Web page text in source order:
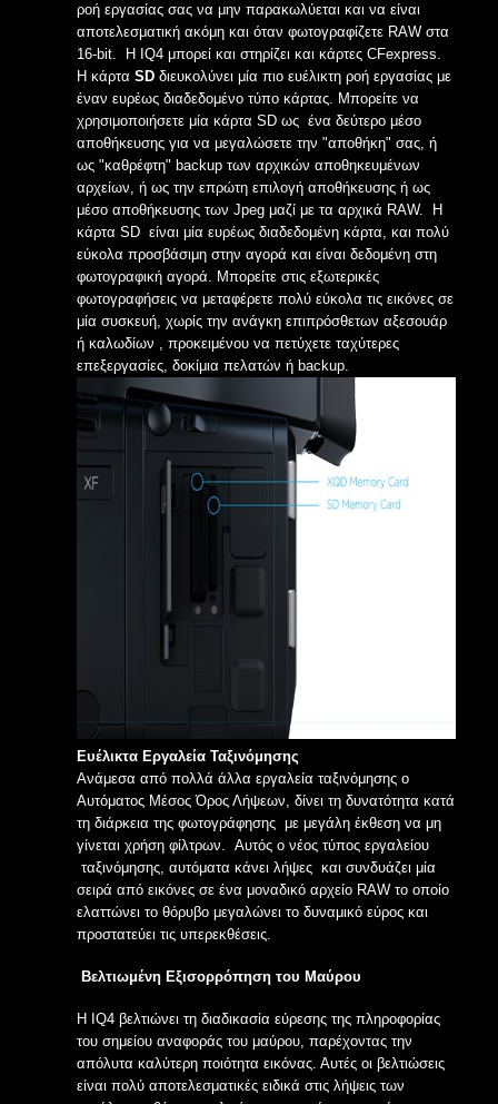
ροή εργασίας σας να μην παρακωλύεται και να είναι
αποτελεσματική ακόμη και όταν φωτογραφίζετε RAW στα
16-bit. H IQ4 μπορεί και στηρίζει και κάρτες CFexpress.
Η κάρτα SD διευκολύνει μία πιο ευέλικτη ροή εργασίας με
έναν ευρέως διαδεδομένο τύπο κάρτας. Μπορείτε να
χρησιμοποιήσετε μία κάρτα SD ως ένα δεύτερο μέσο
αποθήκευσης για να μεγαλώσετε την "αποθήκη" σας, ή
ως "καθρέφτη" backup των αρχικών αποθηκευμένων
αρχείων, ή ως την επρώτη επιλογή αποθήκευσης ή ως
μέσο αποθήκευσης των Jpeg μαζί με τα αρχικά RAW. H
κάρτα SD είναι μία ευρέως διαδεδομένη κάρτα, και πολύ
εύκολα προσβάσιμη στην αγορά και είναι δεδομένη στη
φωτογραφική αγορά. Μπορείτε στις εξωτερικές
φωτογραφήσεις να μεταφέρετε πολύ εύκολα τις εικόνες σε
μία συσκευή, χωρίς την ανάγκη επιπρόσθετων αξεσουάρ
ή καλωδίων , προκειμένου να πετύχετε ταχύτερες
επεξεργασίες, δοκίμια πελατών ή backup.
Ευέλικτα Εργαλεία Ταξινόμησης
Ανάμεσα από πολλά άλλα εργαλεία ταξινόμησης ο
Αυτόματος Μέσος Όρος Λήψεων, δίνει τη δυνατότητα κατά
τη διάρκεια της φωτογράφησης με μεγάλη έκθεση να μη
γίνεται χρήση φίλτρων. Αυτός ο νέος τύπος εργαλείου
ταξινόμησης, αυτόματα κάνει λήψες και συνδυάζει μία
σειρά από εικόνες σε ένα μοναδικό αρχείο RAW το οποίο
ελαττώνει το θόρυβο μεγαλώνει το δυναμικό εύρος και
προστατεύει τις υπερεκθέσεις.
Βελτιωμένη Εξισορρόπηση του Μαύρου
Η IQ4 βελτιώνει τη διαδικασία εύρεσης της πληροφορίας
του σημείου αναφοράς του μαύρου, παρέχοντας την
απόλυτα καλύτερη ποιότητα εικόνας. Αυτές οι βελτιώσεις
είναι πολύ αποτελεσματικές ειδικά στις λήψεις των